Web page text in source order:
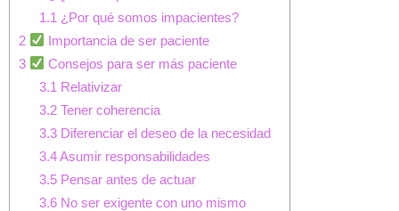
1.1 ¿Por qué somos impacientes?
2
Importancia de ser paciente
3
Consejos para ser más paciente
3.1 Relativizar
3.2Tener coherencia
3.3Diferenciar el deseo de la necesidad
3.4Asumir responsabilidades
3.5Pensar antes de actuar
3.6No ser exigente con uno mismo